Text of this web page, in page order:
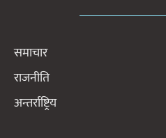
समाचार
राजनीति
अन्तर्राष्ट्रिय